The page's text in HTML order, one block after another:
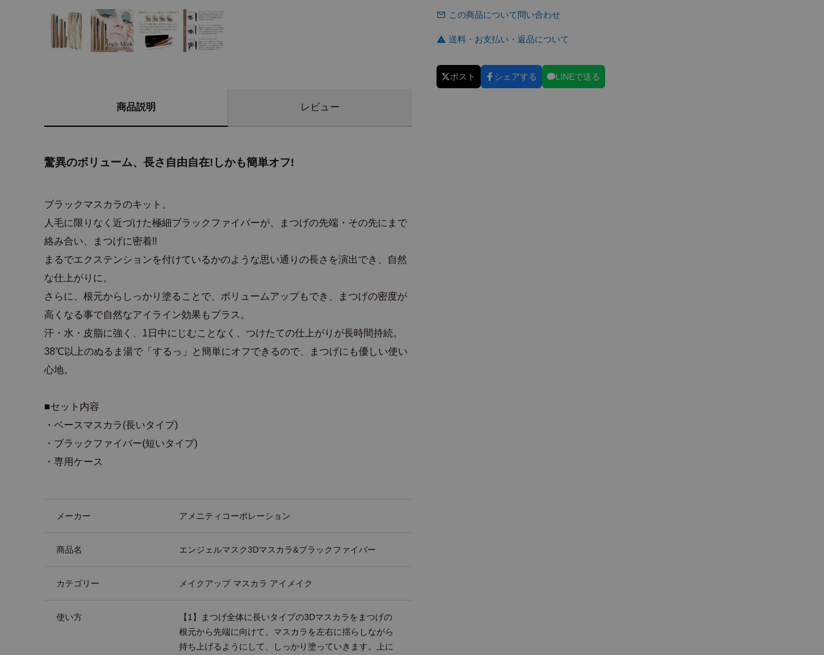
商品説明 レビュー
驚異のボリューム、長さ自由自在!しかも簡単オフ!
ブラックマスカラのキット。
人毛に限りなく近づけた極細ブラックファイバーが、まつげの先端・その先にまで
絡み合い、まつげに密着!!
まるでエクステンションを付けているかのような思い通りの長さを演出でき、自然
な仕上がりに。
さらに、根元からしっかり塗ることで、ボリュームアップもでき、まつげの密度が
高くなる事で自然なアイライン効果もプラス。
汗・水・皮脂に強く、1日中にじむことなく、つけたての仕上がりが長時間持続。
38℃以上のぬるま湯で「するっ」と簡単にオフできるので、まつげにも優しい使い
心地。
■セット内容
・ベースマスカラ(長いタイプ)
・ブラックファイバー(短いタイプ)
・専用ケース
メーカー アメニティコーポレーション
商品名 エンジェルマスク3Dマスカラ&ブラックファイバー
カテゴリー メイクアップ マスカラ アイメイク
使い方
【1】まつげ全体に長いタイプの3Dマスカラをまつげの
根元から先端に向けて、マスカラを左右に揺らしながら
持ち上げるようにして、しっかり塗っていきます。上に
この商品について問い合わせ
送料・お支払い・返品について
ポスト シェアする LINEで送る